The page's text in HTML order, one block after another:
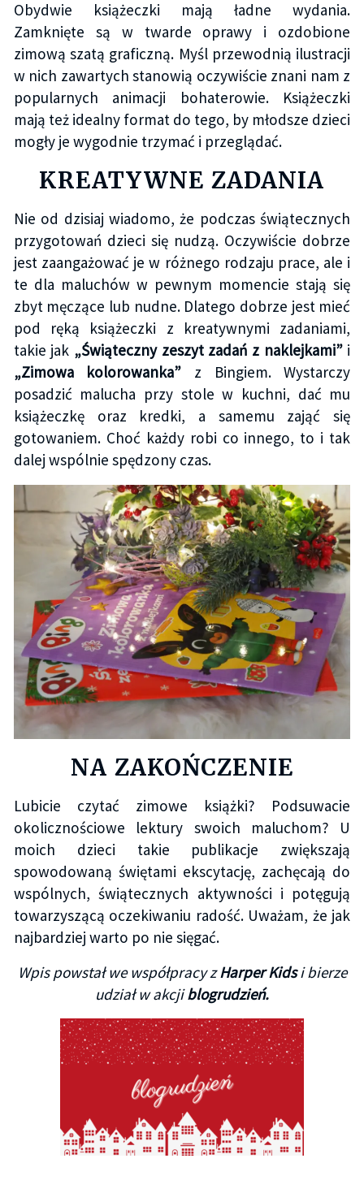
Obydwie książeczki mają ładne wydania.
Zamknięte są w twarde oprawy i ozdobione
zimową szatą graficzną. Myśl przewodnią ilustracji
w nich zawartych stanowią oczywiście znani nam z
popularnych animacji bohaterowie. Książeczki
mają też idealny format do tego, by młodsze dzieci
mogły je wygodnie trzymać i przeglądać.
KREATYWNE ZADANIA
Nie od dzisiaj wiadomo, że podczas świątecznych
przygotowań dzieci się nudzą. Oczywiście dobrze
jest zaangażować je w różnego rodzaju prace, ale i
te dla maluchów w pewnym momencie stają się
zbyt męczące lub nudne. Dlatego dobrze jest mieć
pod ręką książeczki z kreatywnymi zadaniami,
takie jak „Świąteczny zeszyt zadań z naklejkami”i
„Zimowa kolorowanka” z Bingiem. Wystarczy
posadzić malucha przy stole w kuchni, dać mu
książeczkę oraz kredki, a samemu zająć się
gotowaniem. Choć każdy robi co innego, to i tak
dalej wspólnie spędzony czas.
NA ZAKOŃCZENIE
Lubicie czytać zimowe książki? Podsuwacie
okolicznościowe lektury swoich maluchom? U
moich dzieci takie publikacje zwiększają
spowodowaną świętami ekscytację, zachęcają do
wspólnych, świątecznych aktywności i potęgują
towarzyszącą oczekiwaniu radość. Uważam, że jak
najbardziej warto po nie sięgać.
Wpis powstał we współpracy zHarper Kidsi bierze
udział w akcjiblogrudzień.